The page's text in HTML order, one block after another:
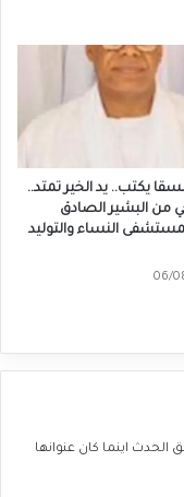
يكتب.. يد الخير تمتد..
من البشير الصادق
النساء والتوليد
06/
الحدث اينما كان عنوانها